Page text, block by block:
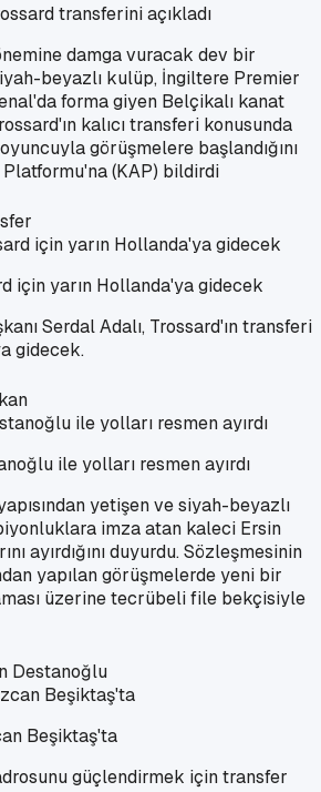
transferini açıkladı
damga vuracak dev bir
beyazlı kulüp, İngiltere Premier
forma giyen Belçikalı kanat
kalıcı transferi konusunda
görüşmelere başlandığını
(KAP) bildirdi
için yarın Hollanda'ya gidecek
Serdal Adalı, Trossard'ın transferi
gidecek.
ile yolları resmen ayırdı
yetişen ve siyah-beyazlı
imza atan kaleci Ersin
ayırdığını duyurdu. Sözleşmesinin
yapılan görüşmelerde yeni bir
üzerine tecrübeli file bekçisiyle
Destanoğlu
Beşiktaş'ta
güçlendirmek için transfer